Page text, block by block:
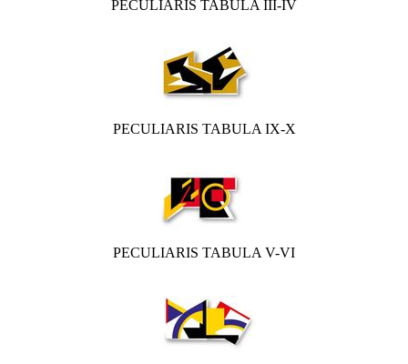
PECULIARIS TABULA III-IV
PECULIARIS TABULA IX-X
PECULIARIS TABULA V-VI